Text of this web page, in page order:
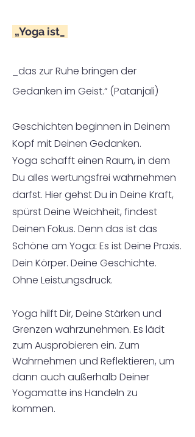
„Yoga ist_
_das zur Ruhe bringen der
Gedanken im Geist.“ (Patanjali)
Geschichten beginnen in Deinem
Kopf mit Deinen Gedanken.
Yoga schafft einen Raum, in dem
Du alles wertungsfrei wahrnehmen
darfst. Hier gehst Du in Deine Kraft,
spürst Deine Weichheit, findest
Deinen Fokus. Denn das ist das
Schöne am Yoga: Es ist Deine Praxis.
Dein Körper. Deine Geschichte.
Ohne Leistungsdruck.
Yoga hilft Dir, Deine Stärken und
Grenzen wahrzunehmen. Es lädt
zum Ausprobieren ein. Zum
Wahrnehmen und Reflektieren, um
dann auch außerhalb Deiner
Yogamatte ins Handeln zu
kommen.